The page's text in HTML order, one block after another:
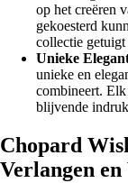
op het creëren
gekoesterd
collectie
Unieke
unieke en
combineert.
blijvende
Chopard
Verlangen